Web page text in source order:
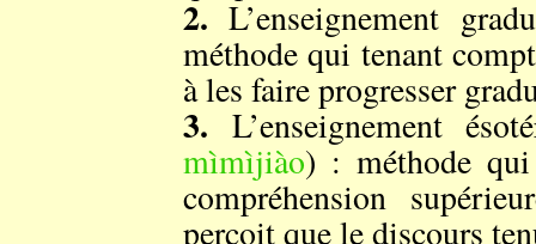
2. L’enseignement
méthode qui tenant
à les faire progresser
3. L’enseignement
mìmìjiào) : méthode
compréhension
perçoit que le discours